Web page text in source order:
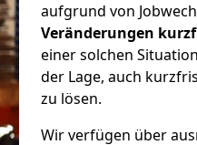
aufgrund von
Veränderungen
einer solchen
der Lage, auch
zu lösen.
Wir verfügen über